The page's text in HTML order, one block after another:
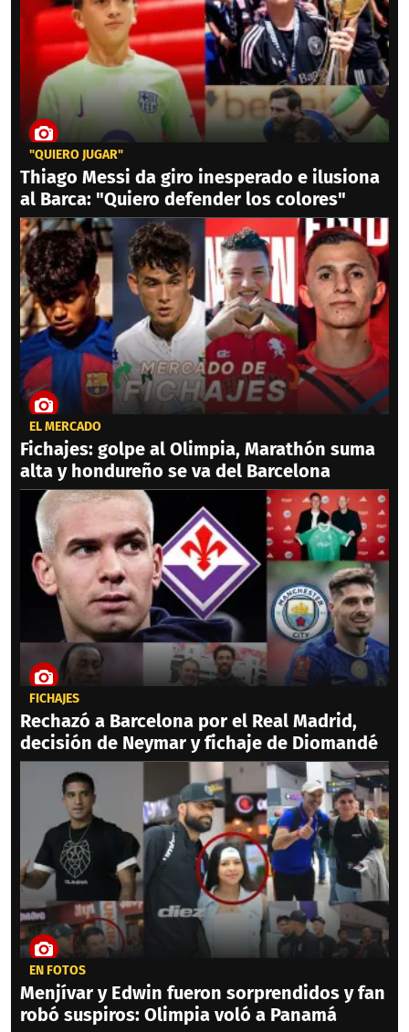
"QUIERO JUGAR"
Thiago Messi da giro inesperado e ilusiona
al Barca: "Quiero defender los colores"
EL MERCADO
Fichajes: golpe al Olimpia, Marathón suma
alta y hondureño se va del Barcelona
FICHAJES
Rechazó a Barcelona por el Real Madrid,
decisión de Neymar y fichaje de Diomandé
EN FOTOS
Menjívar y Edwin fueron sorprendidos y fan
robó suspiros: Olimpia voló a Panamá